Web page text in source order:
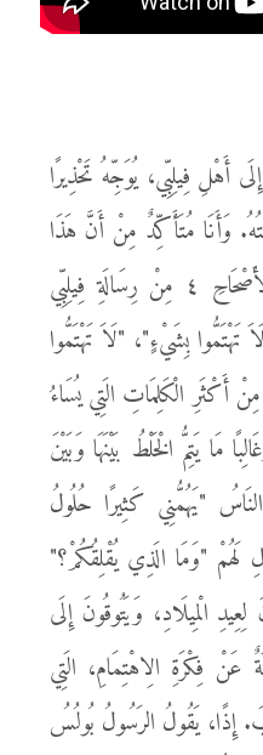
أَهْلِ فِيلِبِّي، يُوَجِّهُ تَحْذِيرًا
وَأَنَا مُتَأَكِّدٌ مِنْ أَنَّ هَذَا
لَيْسَ رَأْيِي أَنَا وَحْدِي. فِي الْأَصْحَاحِ ٤ مِنْ رِسَالَةِ فِيلِبِّي
"لَاَ تَهْتَمُّوا بِشَيْءٍ"، "لَاَ تَهْتَمُّوا
أَكْثَرِ الْكَلِمَاتِ الَتِي يُسَاءُ
مَا يَتِمُّ الْخَلْطُ بَيْنَهَا وَبَيْنَ
"يَهُمُّنِي كَثِيرًا حُلُولُ
لَهُمْ "وَمَا الَذِي يُقْلِقُكُمْ؟"
الْمِيلَادِ، وَيَتُوقُونَ إِلَى
فِكْرَةِ الِاهْتِمَامِ، الَتِي
إِذًا، يَقُولُ الرَسُولُ بُولُسُ